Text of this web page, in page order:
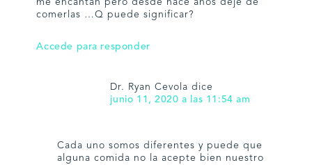
me encantan pero desde hace años deje de
comerlas …Q puede significar?
Accede para responder
Dr. Ryan Cevola dice
junio 11, 2020 a las 11:54 am
Cada uno somos diferentes y puede que
alguna comida no la acepte bien nuestro